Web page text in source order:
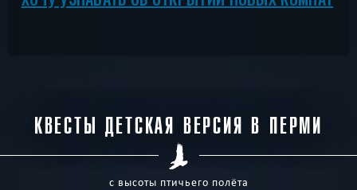
КВЕСТЫ ДЕТСКАЯ ВЕРСИЯ В ПЕРМИ
с высоты птичьего полёта